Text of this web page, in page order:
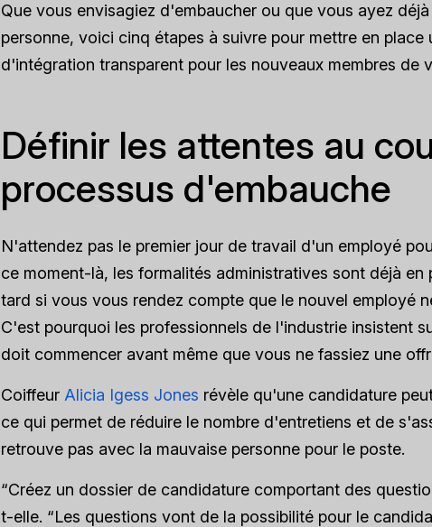
Que vous envisagiez d'embaucher ou que vous ayez
personne, voici cinq étapes à suivre pour mettre en place
d'intégration transparent pour les nouveaux membres de
Définir les attentes au
processus d'embauche
N'attendez pas le premier jour de travail d'un employé
ce moment-là, les formalités administratives sont déjà en
tard si vous vous rendez compte que le nouvel employé
C'est pourquoi les professionnels de l'industrie insistent
doit commencer avant même que vous ne fassiez une
Coiffeur Alicia Igess Jones révèle qu'une candidature
ce qui permet de réduire le nombre d'entretiens et de
retrouve pas avec la mauvaise personne pour le poste.
“Créez un dossier de candidature comportant des
t-elle. “Les questions vont de la possibilité pour le